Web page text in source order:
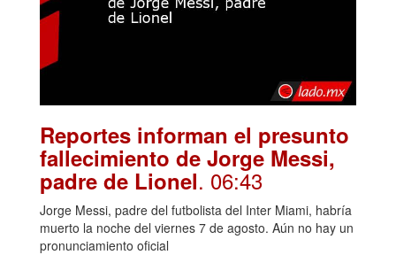
Reportes informan el presunto
fallecimiento de Jorge Messi,
padre de Lionel. 06:43
Jorge Messi, padre del futbolista del Inter Miami, habría
muerto la noche del viernes 7 de agosto. Aún no hay un
pronunciamiento oficial